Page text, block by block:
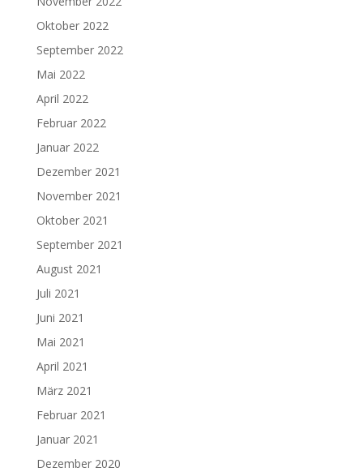
Oktober 2022
September 2022
Mai 2022
April 2022
Februar 2022
Januar 2022
Dezember 2021
November 2021
Oktober 2021
September 2021
August 2021
Juli 2021
Juni 2021
Mai 2021
April 2021
März 2021
Februar 2021
Januar 2021
Dezember 2020